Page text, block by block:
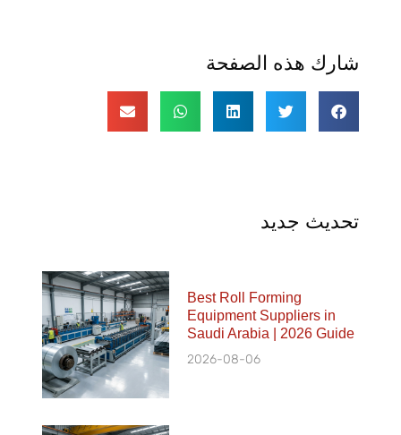
شارك هذه الصفحة
تحديث جديد
Best Roll Forming
Equipment Suppliers in
Saudi Arabia | 2026 Guide
2026-08-06